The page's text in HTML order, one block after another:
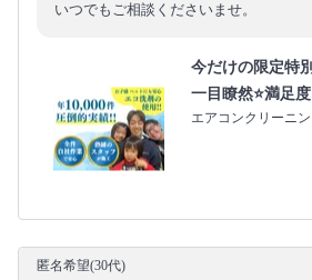
いつでもご相談くださいませ。
今だけの限定特
一目瞭然⭐満足
エアコンクリーニ
匿名希望(30代)